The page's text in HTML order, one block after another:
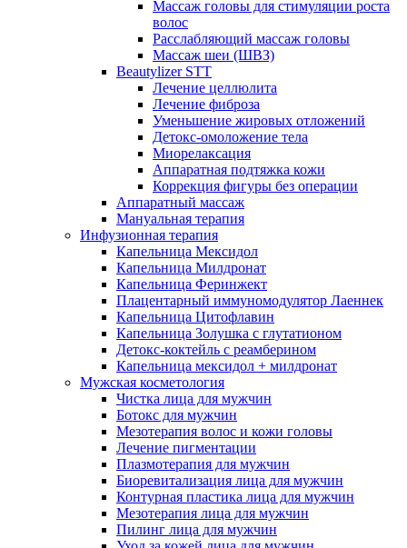
Массаж головы для стимуляции роста
волос
Расслабляющий массаж головы
Массаж шеи (ШВЗ)
Beautylizer STT
Лечение целлюлита
Лечение фиброза
Уменьшение жировых отложений
Детокс-омоложение тела
Миорелаксация
Аппаратная подтяжка кожи
Коррекция фигуры без операции
Аппаратный массаж
Мануальная терапия
Инфузионная терапия
Капельница Мексидол
Капельница Милдронат
Капельница Феринжект
Плацентарный иммуномодулятор Лаеннек
Капельница Цитофлавин
Капельница Золушка с глутатионом
Детокс-коктейль с реамберином
Капельница мексидол + милдронат
Мужская косметология
Чистка лица для мужчин
Ботокс для мужчин
Мезотерапия волос и кожи головы
Лечение пигментации
Плазмотерапия для мужчин
Биоревитализация лица для мужчин
Контурная пластика лица для мужчин
Мезотерапия лица для мужчин
Пилинг лица для мужчин